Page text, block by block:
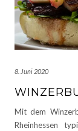
8. Juni 2020
Mit dem
Rheinhessen